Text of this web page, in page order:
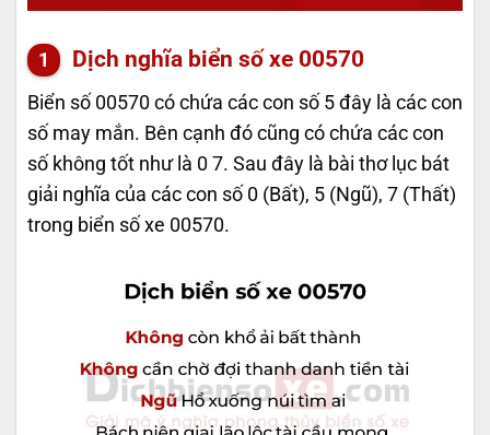
Dịch nghĩa biển số xe 00570
Biển số 00570 có chứa các con số 5 đây là các con
số may mắn. Bên cạnh đó cũng có chứa các con
số không tốt như là 0 7. Sau đây là bài thơ lục bát
giải nghĩa của các con số 0 (Bất), 5 (Ngũ), 7 (Thất)
trong biển số xe 00570.